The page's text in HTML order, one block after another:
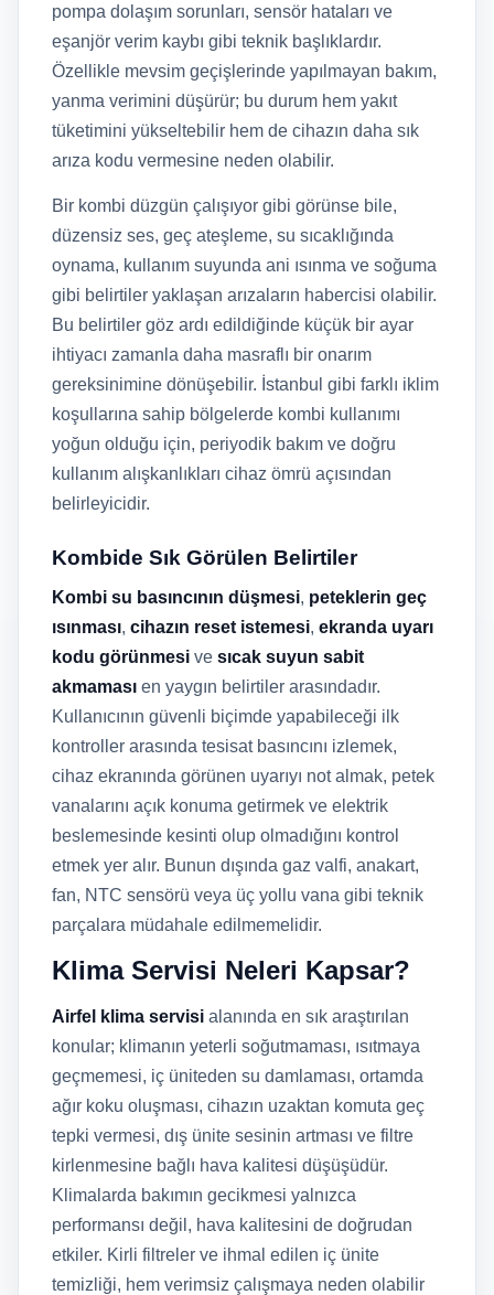
pompa dolaşım sorunları, sensör hataları ve
eşanjör verim kaybı gibi teknik başlıklardır.
Özellikle mevsim geçişlerinde yapılmayan bakım,
yanma verimini düşürür; bu durum hem yakıt
tüketimini yükseltebilir hem de cihazın daha sık
arıza kodu vermesine neden olabilir.
Bir kombi düzgün çalışıyor gibi görünse bile,
düzensiz ses, geç ateşleme, su sıcaklığında
oynama, kullanım suyunda ani ısınma ve soğuma
gibi belirtiler yaklaşan arızaların habercisi olabilir.
Bu belirtiler göz ardı edildiğinde küçük bir ayar
ihtiyacı zamanla daha masraflı bir onarım
gereksinimine dönüşebilir. İstanbul gibi farklı iklim
koşullarına sahip bölgelerde kombi kullanımı
yoğun olduğu için, periyodik bakım ve doğru
kullanım alışkanlıkları cihaz ömrü açısından
belirleyicidir.
Kombide Sık Görülen Belirtiler
Kombi su basıncının düşmesi, peteklerin geç
ısınması, cihazın reset istemesi, ekranda uyarı
kodu görünmesi ve sıcak suyun sabit
akmaması en yaygın belirtiler arasındadır.
Kullanıcının güvenli biçimde yapabileceği ilk
kontroller arasında tesisat basıncını izlemek,
cihaz ekranında görünen uyarıyı not almak, petek
vanalarını açık konuma getirmek ve elektrik
beslemesinde kesinti olup olmadığını kontrol
etmek yer alır. Bunun dışında gaz valfi, anakart,
fan, NTC sensörü veya üç yollu vana gibi teknik
parçalara müdahale edilmemelidir.
Klima Servisi Neleri Kapsar?
Airfel klima servisi alanında en sık araştırılan
konular; klimanın yeterli soğutmaması, ısıtmaya
geçmemesi, iç üniteden su damlaması, ortamda
ağır koku oluşması, cihazın uzaktan komuta geç
tepki vermesi, dış ünite sesinin artması ve filtre
kirlenmesine bağlı hava kalitesi düşüşüdür.
Klimalarda bakımın gecikmesi yalnızca
performansı değil, hava kalitesini de doğrudan
etkiler. Kirli filtreler ve ihmal edilen iç ünite
temizliği, hem verimsiz çalışmaya neden olabilir